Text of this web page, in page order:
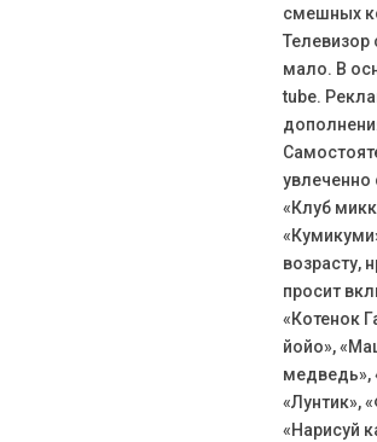
смешных
Телевизор
мало. В
tube.
увлеченно
«Клуб
возрасту,
просит
«Котенок
йойо»,
медведь»,
«Лунтик»,
«Нарисуй